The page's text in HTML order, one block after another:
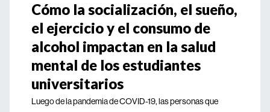
Cómo la socialización, el sueño,
el ejercicio y el consumo de
alcohol impactan en la salud
mental de los estudiantes
universitarios
Luego de la pandemia de COVID-19, las personas que